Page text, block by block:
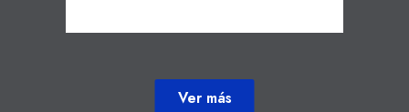
Ver más